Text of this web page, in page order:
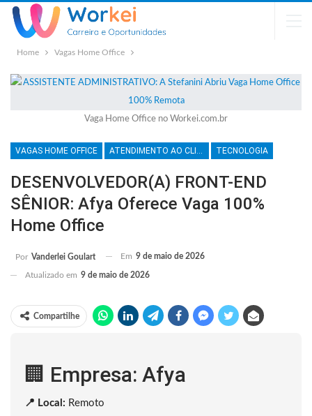
Home Vagas Home Office
Vaga Home Office no Workei.com.br
VAGAS HOME OFFICE ATENDIMENTO AO CLIENTE TECNOLOGIA
DESENVOLVEDOR(A) FRONT-END
SÊNIOR: Afya Oferece Vaga 100%
Home Office
Por Vanderlei Goulart Em 9 de maio de 2026
Atualizado em 9 de maio de 2026
Compartilhe
🏢 Empresa: Afya
📍 Local: Remoto